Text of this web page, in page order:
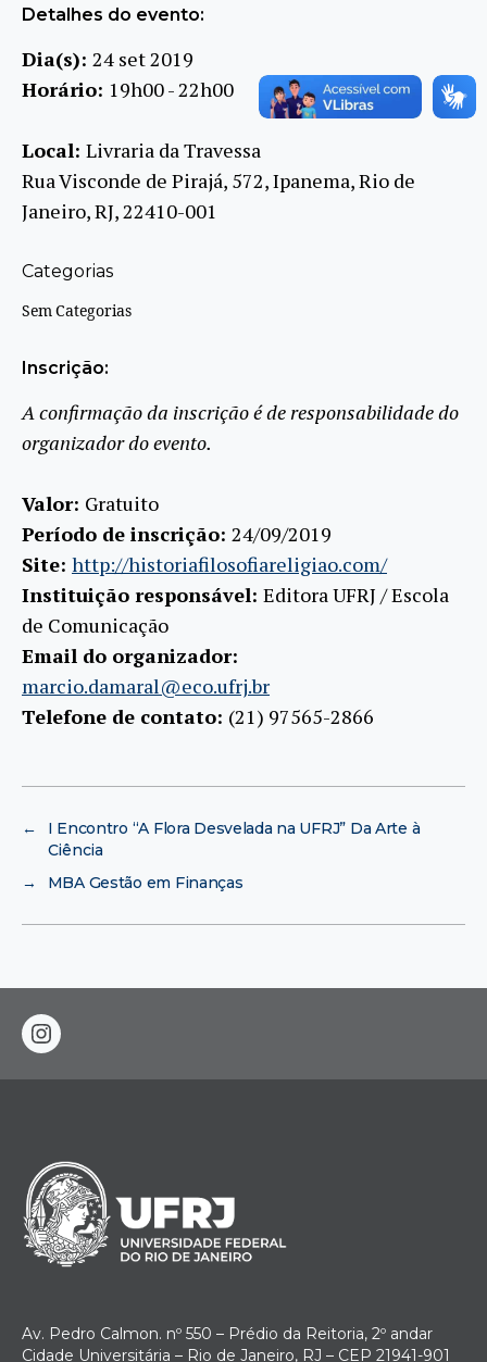
Detalhes do evento:
Dia(s): 24 set 2019
Horário: 19h00 - 22h00
Local: Livraria da Travessa
Rua Visconde de Pirajá, 572, Ipanema, Rio de
Janeiro, RJ, 22410-001
Categorias
Sem Categorias
Inscrição:
A confirmação da inscrição é de responsabilidade do
organizador do evento.
Valor: Gratuito
Período de inscrição: 24/09/2019
Site: http://historiafilosofiareligiao.com/
Instituição responsável: Editora UFRJ / Escola
de Comunicação
Email do organizador:
marcio.damaral@eco.ufrj.br
Telefone de contato: (21) 97565-2866
←
I Encontro “A Flora Desvelada na UFRJ” Da Arte à
Ciência
→
MBA Gestão em Finanças
instagram
Av. Pedro Calmon. nº 550 – Prédio da Reitoria, 2º andar
Cidade Universitária – Rio de Janeiro, RJ – CEP 21941-901